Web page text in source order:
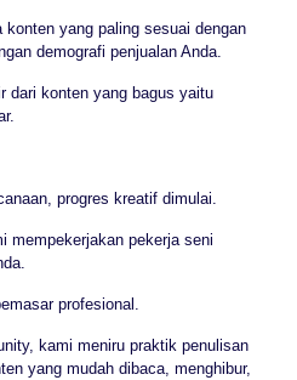
konten yang paling sesuai dengan
demografi penjualan Anda.
dari konten yang bagus yaitu
progres kreatif dimulai.
mempekerjakan pekerja seni
profesional.
kami meniru praktik penulisan
yang mudah dibaca, menghibur,